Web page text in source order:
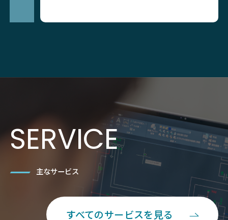
SERVICE
主なサービス
すべてのサービスを見る